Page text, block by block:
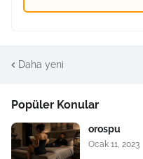
Daha yeni
Popüler Konular
orospu
Ocak 11, 2023